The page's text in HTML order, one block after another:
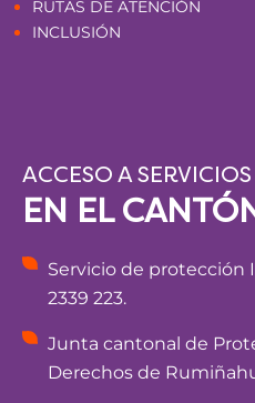
RUTAS DE ATENCIÓN
INCLUSIÓN
ACCESO A
EN EL
Servicio de protección
2339 223.
Junta cantonal de
Derechos de